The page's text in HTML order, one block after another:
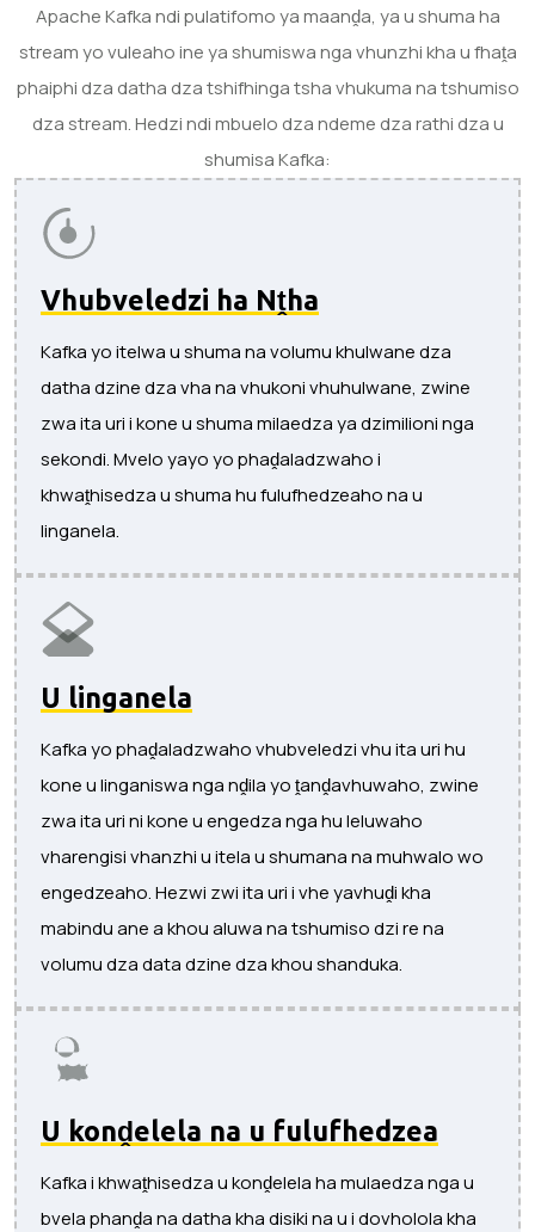
Apache Kafka ndi pulatifomo ya maanḓa, ya u shuma ha
stream yo vuleaho ine ya shumiswa nga vhunzhi kha u fhaṱa
phaiphi dza datha dza tshifhinga tsha vhukuma na tshumiso
dza stream. Hedzi ndi mbuelo dza ndeme dza rathi dza u
shumisa Kafka:
Vhubveledzi ha Nṱha
Kafka yo itelwa u shuma na volumu khulwane dza
datha dzine dza vha na vhukoni vhuhulwane, zwine
zwa ita uri i kone u shuma milaedza ya dzimilioni nga
sekondi. Mvelo yayo yo phaḓaladzwaho i
khwaṱhisedza u shuma hu fulufhedzeaho na u
linganela.
U linganela
Kafka yo phaḓaladzwaho vhubveledzi vhu ita uri hu
kone u linganiswa nga nḓila yo ṱanḓavhuwaho, zwine
zwa ita uri ni kone u engedza nga hu leluwaho
vharengisi vhanzhi u itela u shumana na muhwalo wo
engedzeaho. Hezwi zwi ita uri i vhe yavhuḓi kha
mabindu ane a khou aluwa na tshumiso dzi re na
volumu dza data dzine dza khou shanduka.
U konḓelela na u fulufhedzea
Kafka i khwaṱhisedza u konḓelela ha mulaedza nga u
bvela phanḓa na datha kha disiki na u i dovholola kha